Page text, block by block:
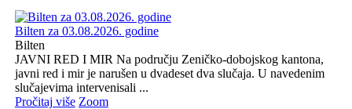
Bilten za 03.08.2026. godine
Bilten
JAVNI RED I MIR Na području Zeničko-dobojskog kantona,
javni red i mir je narušen u dvadeset dva slučaja. U navedenim
slučajevima intervenisali ...
Pročitaj više Zoom